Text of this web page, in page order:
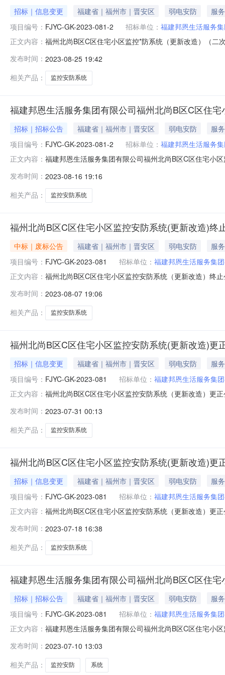
招标｜信息变更 福建省｜福州市｜晋安区 弱电安防
服务
项目编号： FJYC-GK-2023-081-2 招标单位： 福建邦恩生活服务
正文内容： 福州北尚B区C区住宅小区监控*防系统（更新改造）（二
日三、其他补充事宜无四、凡对本次*告内容提出询问，
发布时间： 2023-08-25 19:42
相关产品：
监控安防系统
福建邦恩生活服务集团有限公司福州北尚B区C区住
招标｜招标公告 福建省｜福州市｜晋安区 弱电安防
服务
项目编号： FJYC-GK-2023-081-2 招标单位： 福建邦恩生活服务
正文内容： 福建邦恩生活服务集团有限公司福州北尚B区C区住宅小
项目编号：FJYC-GK-2023-081-2项目名称：福州北尚B
发布时间： 2023-08-16 19:16
相关产品：
监控安防系统
福州北尚B区C区住宅小区监控安防系统(更新改造)终
中标｜废标公告 福建省｜福州市｜晋安区 弱电安防
服务
项目编号： FJYC-GK-2023-081 招标单位： 福建邦恩生活服务集
正文内容： 福州北尚B区C区住宅小区监控安防系统（更新改造）终
标委员会评定，其资格审查不通过；2、其他供应商的资
成有限公司未按招标文件要
发布时间： 2023-08-07 19:06
相关产品：
监控安防系统
福州北尚B区C区住宅小区监控安防系统(更新改造)更
招标｜信息变更 福建省｜福州市｜晋安区 弱电安防
服务
项目编号： FJYC-GK-2023-081 招标单位： 福建邦恩生活服务集
正文内容： 福州北尚B区C区住宅小区监控安防系统（更新改造）更
30（北京时间）。其他内容不变。招标文件与本公告有
式联系。1
发布时间： 2023-07-31 00:13
相关产品：
监控安防系统
福州北尚B区C区住宅小区监控安防系统(更新改造)更
招标｜信息变更 福建省｜福州市｜晋安区 弱电安防
服务
项目编号： FJYC-GK-2023-081 招标单位： 福建邦恩生活服务集
正文内容： 福州北尚B区C区住宅小区监控安防系统（更新改造）更
为：2023年07月11日至2023年07月21日。其他内容不
发布时间： 2023-07-18 16:38
相关产品：
监控安防系统
福建邦恩生活服务集团有限公司福州北尚B区C区住
招标｜招标公告 福建省｜福州市｜晋安区 弱电安防
服务
项目编号： FJYC-GK-2023-081 招标单位： 福建邦恩生活服务集
正文内容： 福建邦恩生活服务集团有限公司福州北尚B区C区住宅小
一、项目基本情况项目编号：FJYC-GK-2023-081项目
发布时间： 2023-07-10 13:03
相关产品：
监控安防 系统